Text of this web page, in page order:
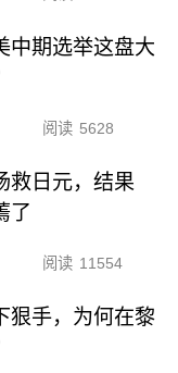
中期选举这盘大
阅读 5628
救日元，结果
了
阅读 11554
狠手，为何在黎